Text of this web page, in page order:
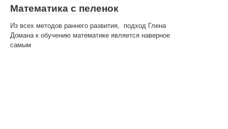
Математика с пеленок
Из всех методов раннего развития, подход Глена
Домана к обучению математике является наверное
самым